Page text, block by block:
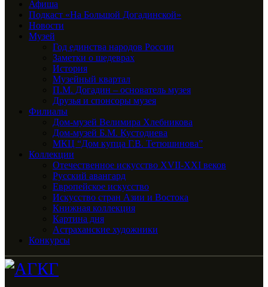
Афиша
Подкаст «На Большой Догадинской»
Новости
Музей
Год единства народов России
Заметки о шедеврах
История
Музейный квартал
П.М. Догадин – основатель музея
Друзья и спонсоры музея
Филиалы
Дом-музей Велимира Хлебникова
Дом-музей Б.М. Кустодиева
МКЦ “Дом купца Г.В. Тетюшинова”
Коллекции
Отечественное искусство XVII-XXI веков
Русский авангард
Европейское искусство
Искусство стран Азии и Востока
Книжная коллекция
Картина дня
Астраханские художники
Конкурсы